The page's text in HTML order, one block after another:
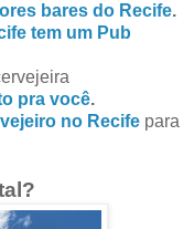
bares do Recife.
tem um Pub
pra você.
no Recife para